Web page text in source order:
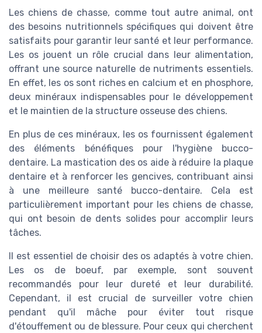
Les chiens de chasse, comme tout autre animal, ont
des besoins nutritionnels spécifiques qui doivent être
satisfaits pour garantir leur santé et leur performance.
Les os jouent un rôle crucial dans leur alimentation,
offrant une source naturelle de nutriments essentiels.
En effet, les os sont riches en calcium et en phosphore,
deux minéraux indispensables pour le développement
et le maintien de la structure osseuse des chiens.
En plus de ces minéraux, les os fournissent également
des éléments bénéfiques pour l'hygiène bucco-
dentaire. La mastication des os aide à réduire la plaque
dentaire et à renforcer les gencives, contribuant ainsi
à une meilleure santé bucco-dentaire. Cela est
particulièrement important pour les chiens de chasse,
qui ont besoin de dents solides pour accomplir leurs
tâches.
Il est essentiel de choisir des os adaptés à votre chien.
Les os de boeuf, par exemple, sont souvent
recommandés pour leur dureté et leur durabilité.
Cependant, il est crucial de surveiller votre chien
pendant qu'il mâche pour éviter tout risque
d'étouffement ou de blessure. Pour ceux qui cherchent